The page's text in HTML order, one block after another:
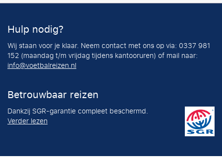
Hulp nodig?
Wij staan voor je klaar. Neem contact met ons op via: 0337 981
152 (maandag t/m vrijdag tijdens kantooruren) of mail naar:
info@voetbalreizen.nl
Betrouwbaar reizen
Dankzij SGR-garantie compleet beschermd.
Verder lezen